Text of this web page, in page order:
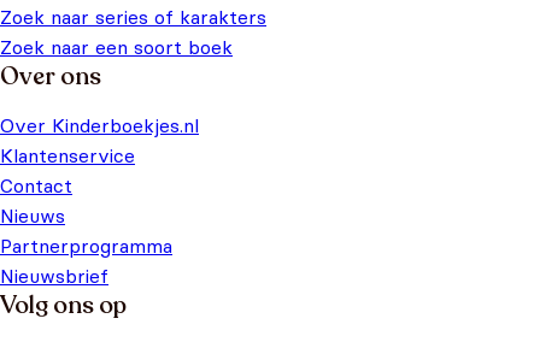
Zoek naar series of karakters
Zoek naar een soort boek
Over ons
Over Kinderboekjes.nl
Klantenservice
Contact
Nieuws
Partnerprogramma
Nieuwsbrief
Volg ons op